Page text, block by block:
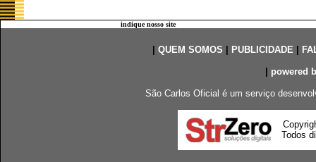
indique nosso site
QUEM SOMOS PUBLICIDADE|
powered
São Carlos Oficial é um serviço
Todos